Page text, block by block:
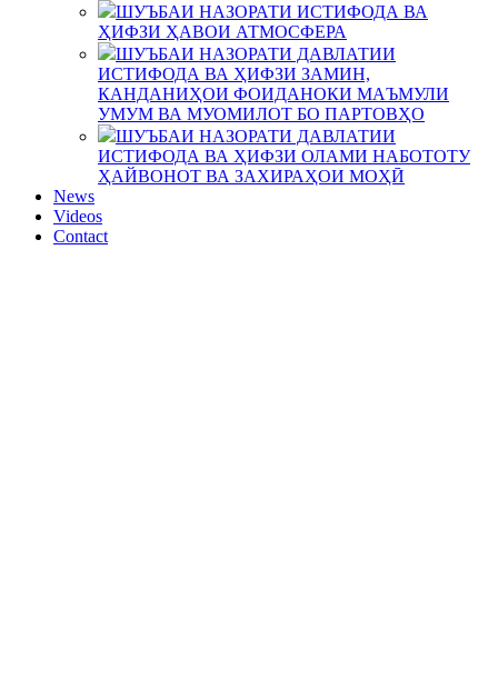
ШУЪБАИ НАЗОРАТИ ИСТИФОДА ВА
ҲИФЗИ ҲАВОИ АТМОСФЕРА
ШУЪБАИ НАЗОРАТИ ДАВЛАТИИ
ИСТИФОДА ВА ҲИФЗИ ЗАМИН,
КАНДАНИҲОИ ФОИДАНОКИ МАЪМУЛИ
УМУМ ВА МУОМИЛОТ БО ПАРТОВҲО
ШУЪБАИ НАЗОРАТИ ДАВЛАТИИ
ИСТИФОДА ВА ҲИФЗИ ОЛАМИ НАБОТОТУ
ҲАЙВОНОТ ВА ЗАХИРАҲОИ МОҲӢ
News
Videos
Contact